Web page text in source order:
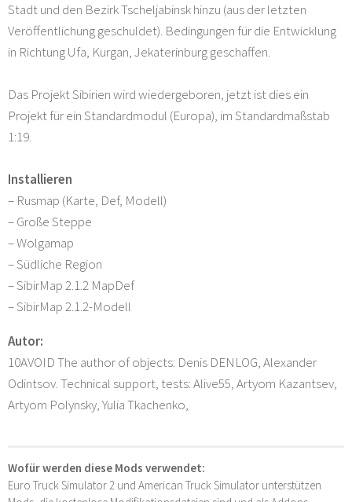
Stadt und den Bezirk Tscheljabinsk hinzu (aus der letzten
Veröffentlichung geschuldet). Bedingungen für die Entwicklung
in Richtung Ufa, Kurgan, Jekaterinburg geschaffen.
Das Projekt Sibirien wird wiedergeboren, jetzt ist dies ein
Projekt für ein Standardmodul (Europa), im Standardmaßstab
1:19.
Installieren
– Rusmap (Karte, Def, Modell)
– Große Steppe
– Wolgamap
– Südliche Region
– SibirMap 2.1.2 MapDef
– SibirMap 2.1.2-Modell
Autor:
10AVOID The author of objects: Denis DENLOG, Alexander
Odintsov. Technical support, tests: Alive55, Artyom Kazantsev,
Artyom Polynsky, Yulia Tkachenko,
Wofür werden diese Mods verwendet:
Euro Truck Simulator 2 und American Truck Simulator unterstützen